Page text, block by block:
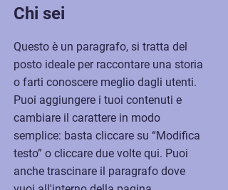
Chi sei
Questo è un paragrafo, si tratta del
posto ideale per raccontare una storia
o farti conoscere meglio dagli utenti.
Puoi aggiungere i tuoi contenuti e
cambiare il carattere in modo
semplice: basta cliccare su “Modifica
testo” o cliccare due volte qui. Puoi
anche trascinare il paragrafo dove